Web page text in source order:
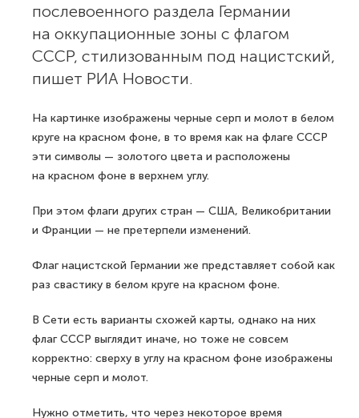
послевоенного раздела Германии
на оккупационные зоны с флагом
СССР, стилизованным под нацистский,
пишет РИА Новости.
На картинке изображены черные серп и молот в белом
круге на красном фоне, в то время как на флаге СССР
эти символы — золотого цвета и расположены
на красном фоне в верхнем углу.
При этом флаги других стран — США, Великобритании
и Франции — не претерпели изменений.
Флаг нацистской Германии же представляет собой как
раз свастику в белом круге на красном фоне.
В Сети есть варианты схожей карты, однако на них
флаг СССР выглядит иначе, но тоже не совсем
корректно: сверху в углу на красном фоне изображены
черные серп и молот.
Нужно отметить, что через некоторое время